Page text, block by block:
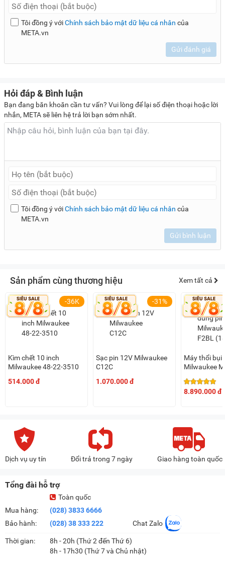
Tôi đồng ý vớiChính sách bảo mật dữ liệu cá nhân của
META.vn
Gửi đánh giá
Hỏi đáp & Bình luận
Bạn đang băn khoăn cần tư vấn? Vui lòng để lại số điện thoại hoặc lời
nhắn, META sẽ liên hệ trả lời bạn sớm nhất.
Tôi đồng ý vớiChính sách bảo mật dữ liệu cá nhân của
META.vn
Gửi bình luận
Sản phẩm cùng thương hiệu Xem tất cả
-36K
Kìm chết 10 inch
Milwaukee 48-22-3510
514.000 đ
-31%
Sạc pin 12V Milwaukee
C12C
1.070.000 đ
Máy thổi bụi
Milwaukee
8.890.000 đ
Dịch vụ uy tín Đổi trả trong 7 ngày Giao hàng toàn quốc
Tổng đài hỗ trợ
Mua hàng:
Bảo hành:
Toàn quốc
(028) 3833 6666
(028) 38 333 222
Chat Zalo
Thời gian:
8h - 20h (Thứ 2 đến Thứ 6)
8h - 17h30 (Thứ 7 và Chủ nhật)